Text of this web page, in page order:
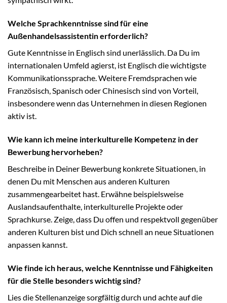
Welche Sprachkenntnisse sind für eine
Außenhandelsassistentin erforderlich?
Gute Kenntnisse in Englisch sind unerlässlich. Da Du im
internationalen Umfeld agierst, ist Englisch die wichtigste
Kommunikationssprache. Weitere Fremdsprachen wie
Französisch, Spanisch oder Chinesisch sind von Vorteil,
insbesondere wenn das Unternehmen in diesen Regionen
aktiv ist.
Wie kann ich meine interkulturelle Kompetenz in der
Bewerbung hervorheben?
Beschreibe in Deiner Bewerbung konkrete Situationen, in
denen Du mit Menschen aus anderen Kulturen
zusammengearbeitet hast. Erwähne beispielsweise
Auslandsaufenthalte, interkulturelle Projekte oder
Sprachkurse. Zeige, dass Du offen und respektvoll gegenüber
anderen Kulturen bist und Dich schnell an neue Situationen
anpassen kannst.
Wie finde ich heraus, welche Kenntnisse und Fähigkeiten
für die Stelle besonders wichtig sind?
Lies die Stellenanzeige sorgfältig durch und achte auf die